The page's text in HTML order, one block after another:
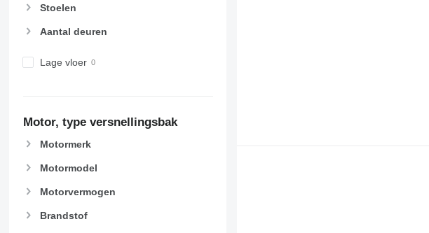
Stoelen
Aantal deuren
Lage vloer
Motor, type versnellingsbak
Motormerk
Motormodel
Motorvermogen
Brandstof